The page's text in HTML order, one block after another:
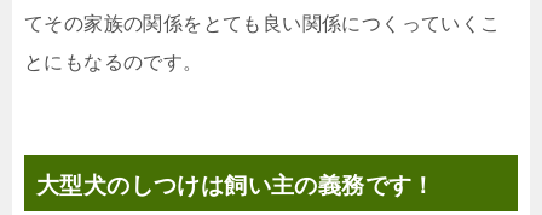
てその家族の関係をとても良い関係につくっていくこ
とにもなるのです。
大型犬のしつけは飼い主の義務です！